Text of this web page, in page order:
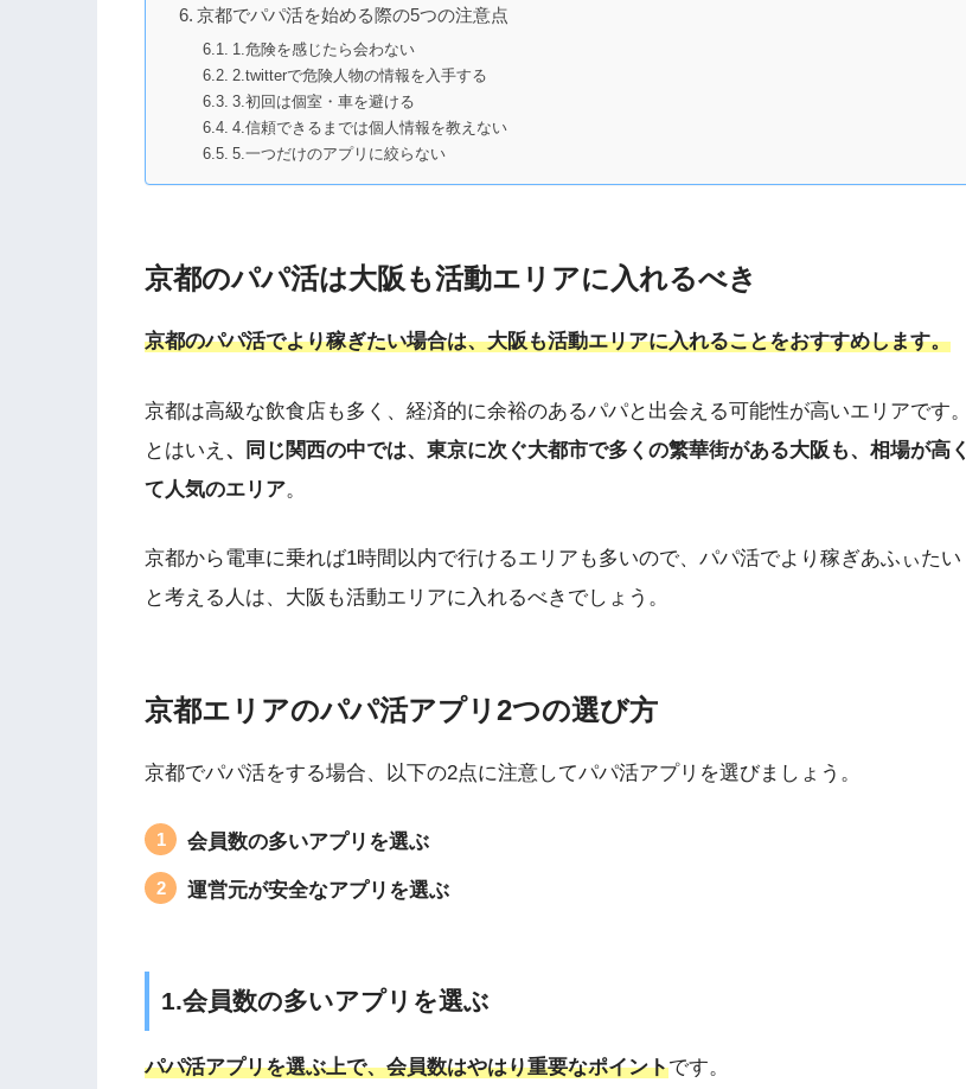
京都でパパ活を始める際の5つの注意点
1.危険を感じたら会わない
2.twitterで危険人物の情報を入手する
3.初回は個室・車を避ける
4.信頼できるまでは個人情報を教えない
5.一つだけのアプリに絞らない
京都のパパ活は大阪も活動エリアに入れるべき
京都のパパ活でより稼ぎたい場合は、大阪も活動エリアに入れることをおすすめします。
京都は高級な飲食店も多く、経済的に余裕のあるパパと出会える可能性が高いエリアです。
とはいえ 、同じ関西の中では、東京に次ぐ大都市で多くの繁華街がある大阪も、相場が高く
て人気のエリア。
京都から電車に乗れば1時間以内で行けるエリアも多いので、パパ活でより稼ぎあふぃたい
と考える人は、大阪も活動エリアに入れるべきでしょう。
京都エリアのパパ活アプリ2つの選び方
京都でパパ活をする場合、以下の2点に注意してパパ活アプリを選びましょう。
会員数の多いアプリを選ぶ
運営元が安全なアプリを選ぶ
1.会員数の多いアプリを選ぶ
パパ活アプリを選ぶ上で、会員数はやはり重要なポイントです。